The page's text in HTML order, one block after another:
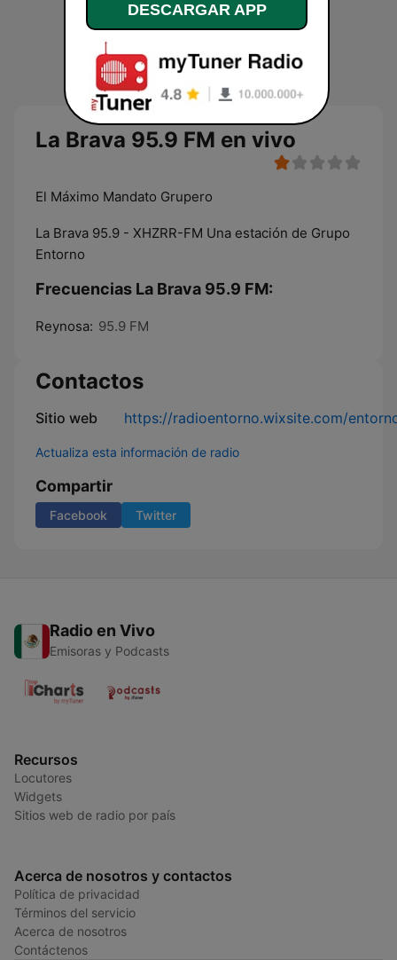
La Brava 95.9 FM en vivo
El Máximo Mandato Grupero
La Brava 95.9 - XHZRR-FM Una estación de Grupo
Entorno
Frecuencias La Brava 95.9 FM:
Reynosa: 95.9 FM
Contactos
Sitio web https://radioentorno.wixsite.com/
Actualiza esta información de radio
Compartir
Facebook Twitter
Radio en Vivo
Emisoras y Podcasts
Recursos
Locutores
Widgets
Sitios web de radio por país
Acerca de nosotros y contactos
Política de privacidad
Términos del servicio
Acerca de nosotros
Contáctenos
DESCARGAR APP